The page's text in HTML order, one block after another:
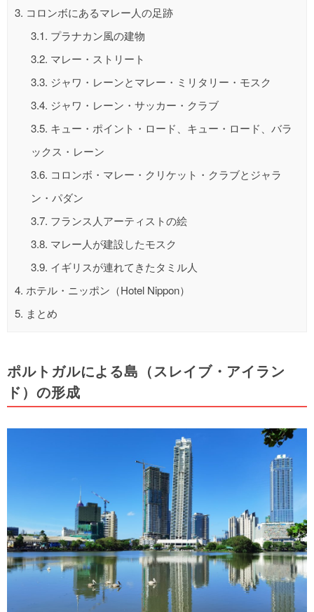
3. コロンボにあるマレー人の足跡
3.1. プラナカン風の建物
3.2. マレー・ストリート
3.3. ジャワ・レーンとマレー・ミリタリー・モスク
3.4. ジャワ・レーン・サッカー・クラブ
3.5. キュー・ポイント・ロード、キュー・ロード、バラ
ックス・レーン
3.6. コロンボ・マレー・クリケット・クラブとジャラ
ン・パダン
3.7. フランス人アーティストの絵
3.8. マレー人が建設したモスク
3.9. イギリスが連れてきたタミル人
4. ホテル・ニッポン（Hotel Nippon）
5. まとめ
ポルトガルによる島（スレイブ・アイラン
ド）の形成